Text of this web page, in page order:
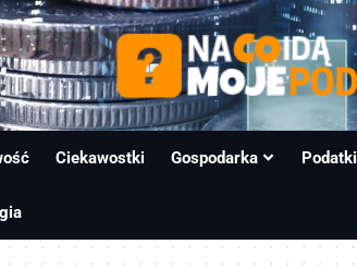
Ciekawostki Gospodarka Podatki